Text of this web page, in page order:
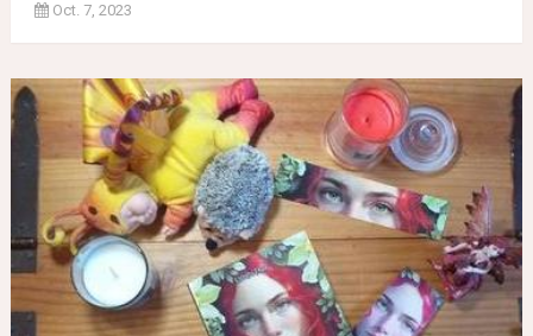
Oct. 7, 2023